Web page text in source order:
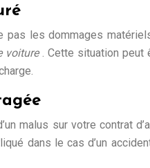
les dommages
voiture . Cette situation
malus sur votre contrat
dans le cas d’un